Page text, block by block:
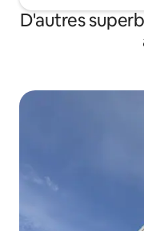
D'autres